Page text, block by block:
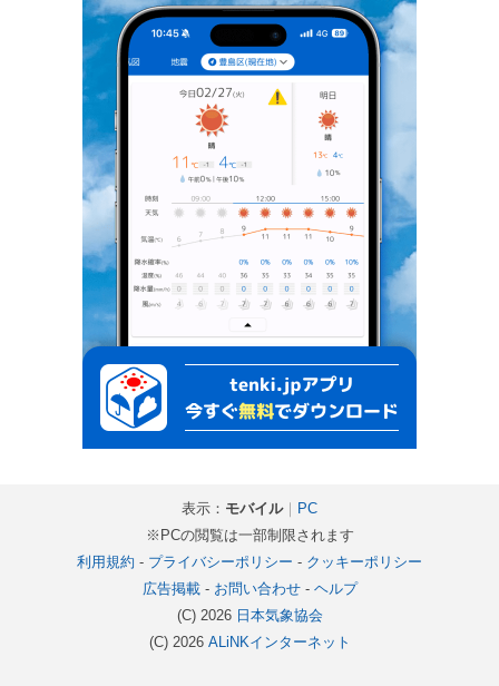
表示： モバイル｜ PC
※PCの閲覧は一部制限されます
利用規約 - プライバシーポリシー - クッキーポリシー
広告掲載- お問い合わせ- ヘルプ
(C) 2026 日本気象協会
(C) 2026 ALiNKインターネット